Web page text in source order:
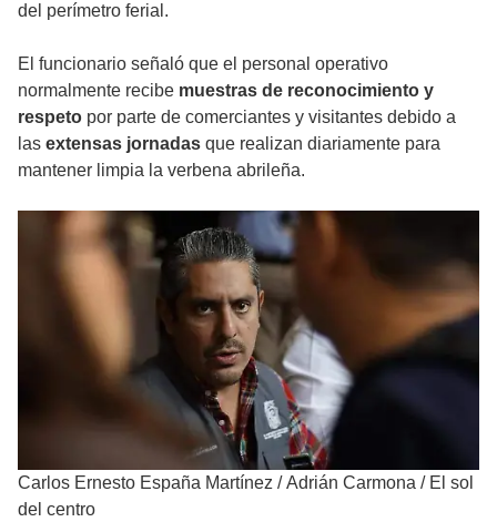
del perímetro ferial.
El funcionario señaló que el personal operativo
normalmente recibe muestras de reconocimiento y
respeto por parte de comerciantes y visitantes debido a
las extensas jornadas que realizan diariamente para
mantener limpia la verbena abrileña.
Carlos Ernesto España Martínez /Adrián Carmona / El sol
del centro